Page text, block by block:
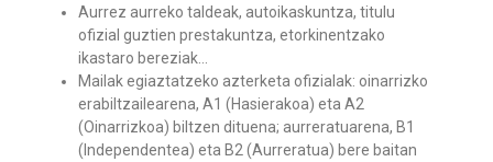
Aurrez aurreko taldeak, autoikaskuntza, titulu
ofizial guztien prestakuntza, etorkinentzako
ikastaro bereziak…
Mailak egiaztatzeko azterketa ofizialak: oinarrizko
erabiltzailearena, A1 (Hasierakoa) eta A2
(Oinarrizkoa) biltzen dituena; aurreratuarena, B1
(Independentea) eta B2 (Aurreratua) bere baitan